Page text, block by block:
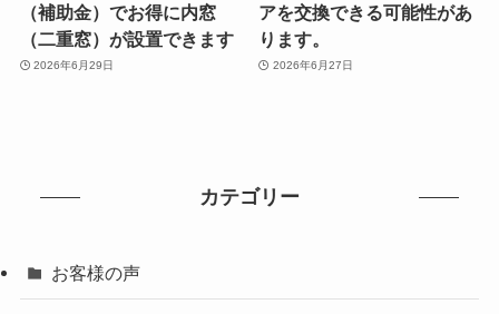
（補助金）でお得に内窓
（二重窓）が設置できます
2026年6月29日
アを交換できる可能性があ
ります。
2026年6月27日
カテゴリー
お客様の声